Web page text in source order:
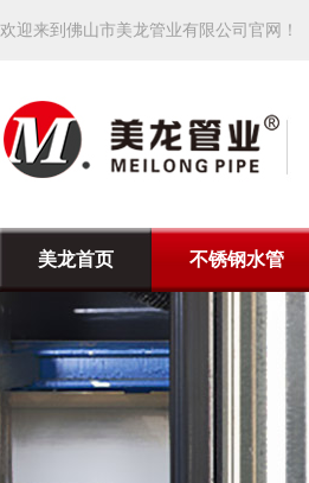
欢迎来到佛山市美龙管业有限公司官网！
美龙首页 不锈钢水管